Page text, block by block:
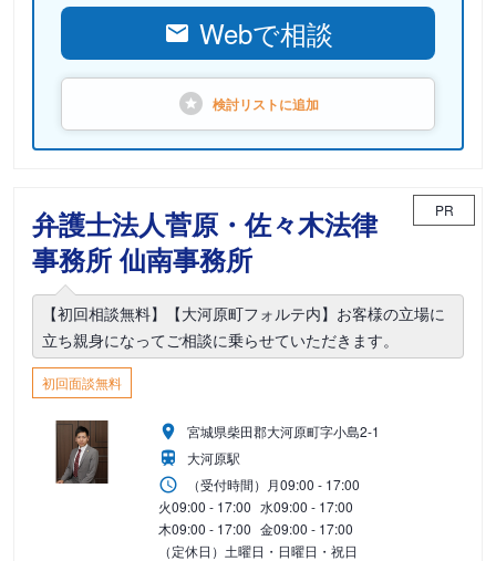
Webで相談
検討リストに追加
弁護士法人菅原・佐々木法律
事務所 仙南事務所
PR
【初回相談無料】【大河原町フォルテ内】お客様の立場に
立ち親身になってご相談に乗らせていただきます。
初回面談無料
宮城県柴田郡大河原町字小島2-1
大河原駅
（受付時間） 月09:00 - 17:00
火09:00 - 17:00 水09:00 - 17:00
木09:00 - 17:00 金09:00 - 17:00
（定休日）土曜日・日曜日・祝日